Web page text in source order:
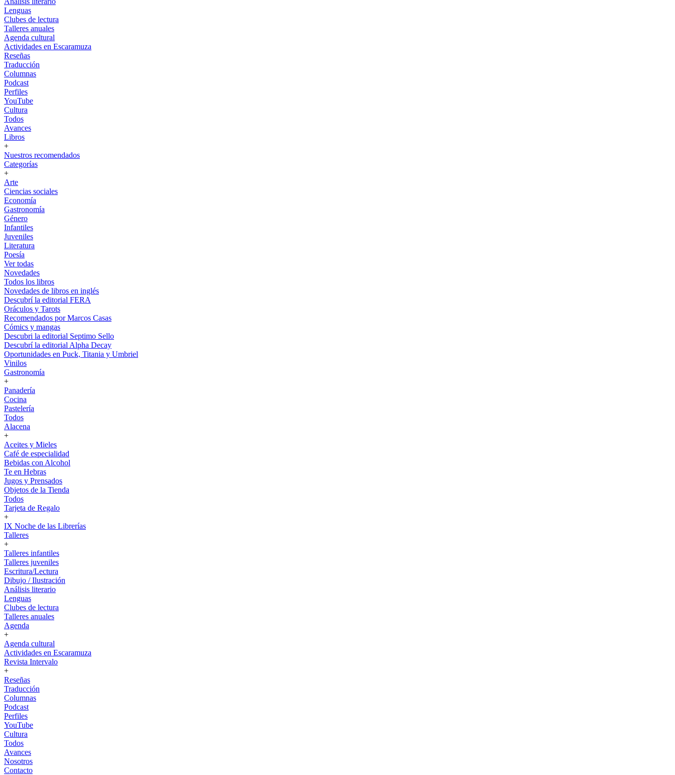
Lenguas
Clubes de lectura
Talleres anuales
Agenda cultural
Actividades en Escaramuza
Reseñas
Traducción
Columnas
Podcast
Perfiles
YouTube
Cultura
Todos
Avances
Libros
+
Nuestros recomendados
Categorías
+
Arte
Ciencias sociales
Economía
Gastronomía
Género
Infantiles
Juveniles
Literatura
Poesía
Ver todas
Novedades
Todos los libros
Novedades de libros en inglés
Descubrí la editorial FERA
Oráculos y Tarots
Recomendados por Marcos Casas
Cómics y mangas
Descubri la editorial Septimo Sello
Descubrí la editorial Alpha Decay
Oportunidades en Puck, Titania y Umbriel
Vinilos
Gastronomía
+
Panadería
Cocina
Pastelería
Todos
Alacena
+
Aceites y Mieles
Café de especialidad
Bebidas con Alcohol
Te en Hebras
Jugos y Prensados
Objetos de la Tienda
Todos
Tarjeta de Regalo
+
IX Noche de las Librerías
Talleres
+
Talleres infantiles
Talleres juveniles
Escritura/Lectura
Dibujo / Ilustración
Análisis literario
Lenguas
Clubes de lectura
Talleres anuales
Agenda
+
Agenda cultural
Actividades en Escaramuza
Revista Intervalo
+
Reseñas
Traducción
Columnas
Podcast
Perfiles
YouTube
Cultura
Todos
Avances
Nosotros
Contacto